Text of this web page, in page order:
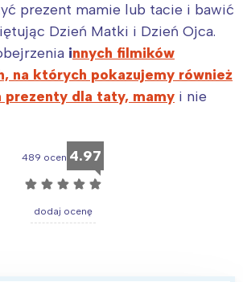
prezent mamie lub tacie i bawić
Dzień Matki i Dzień Ojca.
innych filmików
na których pokazujemy również
prezenty dla taty, mamy i nie
489 ocen 4.97
☆ ☆ ☆ ☆ ☆
dodaj ocenę